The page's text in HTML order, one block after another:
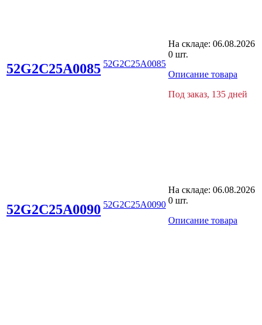
52G2C25A0085 52G2C25A0085
На складе: 06.08.2026
0 шт.
Описание товара
Под заказ, 135 дней
52G2C25A0090 52G2C25A0090
На складе: 06.08.2026
0 шт.
Описание товара